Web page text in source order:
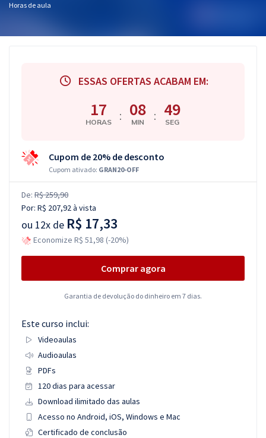
Horas de aula
ESSAS OFERTAS ACABAM EM:
17
HORAS : 08
MIN : 49
SEG
Cupom de 20% de desconto
Cupom ativado: GRAN20-OFF
De: R$ 259,90
Por: R$ 207,92à vista
ou 12x de R$ 17,33
Economize R$ 51,98 (-20%)
Comprar agora
Garantia de devolução do dinheiro em 7 dias.
Este curso inclui:
Videoaulas
Audioaulas
PDFs
120 dias para acessar
Download ilimitado das aulas
Acesso no Android, iOS, Windows e Mac
Certificado de conclusão